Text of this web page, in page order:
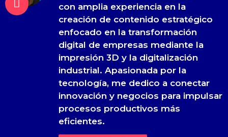
con amplia experiencia en la
creación de contenido estratégico
enfocado en la transformación
digital de empresas mediante la
impresión 3D y la digitalización
industrial. Apasionada por la
tecnología, me dedico a conectar
innovación y negocios para impulsar
procesos productivos más
eficientes.